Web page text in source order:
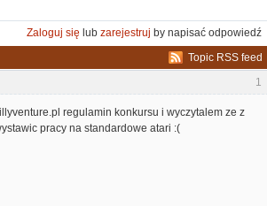
Zaloguj się lub zarejestruj by napisać odpowiedź
Topic RSS feed
1
regulamin konkursu i wyczytalem ze z
pracy na standardowe atari :(